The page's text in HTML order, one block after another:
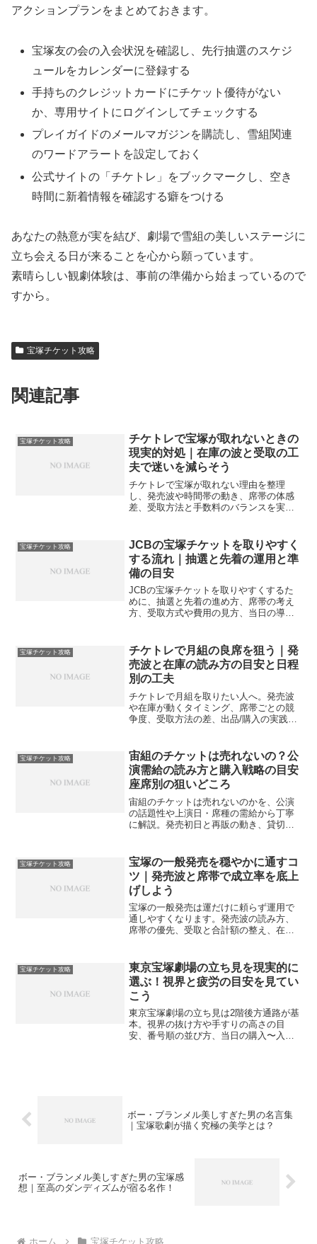
アクションプランをまとめておきます。
宝塚友の会の入会状況を確認し、先行抽選のスケジ
ュールをカレンダーに登録する
手持ちのクレジットカードにチケット優待がない
か、専用サイトにログインしてチェックする
プレイガイドのメールマガジンを購読し、雪組関連
のワードアラートを設定しておく
公式サイトの「チケトレ」をブックマークし、空き
時間に新着情報を確認する癖をつける
あなたの熱意が実を結び、劇場で雪組の美しいステージに
立ち会える日が来ることを心から願っています。
素晴らしい観劇体験は、事前の準備から始まっているので
すから。
宝塚チケット攻略
関連記事
宝塚チケット攻略
チケトレで宝塚が取れないときの
現実的対処｜在庫の波と受取の工
夫で迷いを減らそう
チケトレで宝塚が取れない理由を整理
し、発売波や時間帯の動き、席帯の体感
差、受取方法と手数料のバランスを実務
宝塚チケット攻略
JCBの宝塚チケットを取りやすく
する流れ｜抽選と先着の運用と準
備の目安
JCBの宝塚チケットを取りやすくするた
めに、抽選と先着の進め方、席帯の考え
方、受取方式や費用の見方、当日の導線
宝塚チケット攻略
チケトレで月組の良席を狙う｜発
売波と在庫の読み方の目安と日程
別の工夫
チケトレで月組を取りたい人へ。発売波
や在庫が動くタイミング、席帯ごとの競
争度、受取方法の差、出品/購入の実践手
宝塚チケット攻略
宙組のチケットは売れないの？公
演需給の読み方と購入戦略の目安
座席別の狙いどころ
宙組のチケットは売れないのかを、公演
の話題性や上演日・席種の需給から丁寧
に解説。発売初日と再販の動き、貸切や
ときの購入手順までやさしく案内しま
す。初めてでも安心の入門ガイドです。
宝塚チケット攻略
宝塚の一般発売を穏やかに通すコ
ツ｜発売波と席帯で成立率を底上
げしよう
宝塚の一般発売は運だけに頼らず運用で
通しやすくなります。発売波の読み方、
席帯の優先、受取と合計額の整え、在庫
ます。
宝塚チケット攻略
東京宝塚劇場の立ち見を現実的に
選ぶ！視界と疲労の目安を見てい
こう
東京宝塚劇場の立ち見は2階後方通路が基
本。視界の抜け方や手すりの高さの目
安、番号順の並び方、当日の購入〜入場
ボー・ブランメル美しすぎた男の名言集
｜宝塚歌劇が描く究極の美学とは？
ボー・ブランメル美しすぎた男の宝塚感
想｜至高のダンディズムが宿る名作！
ホーム 宝塚チケット攻略